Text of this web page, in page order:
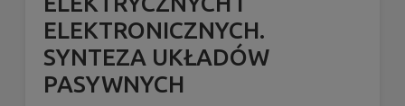
ELEKTRONICZNYCH.
SYNTEZA UKŁADÓW
PASYWNYCH